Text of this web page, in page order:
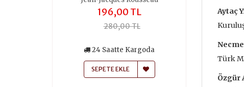
196,00 TL
280,00 TL
24 Saatte Kargoda
SEPETE EKLE
259,00
370,00
24 Saatte
Aytaç
Türk
Özgür